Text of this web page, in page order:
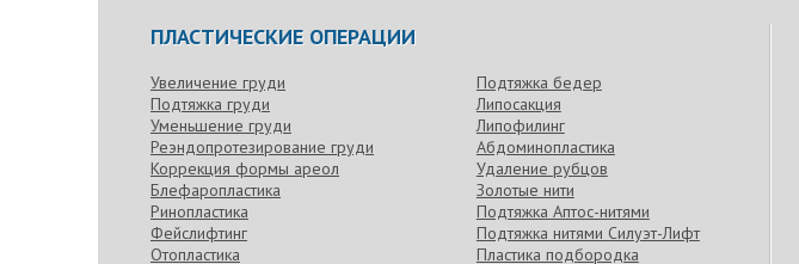
ПЛАСТИЧЕСКИЕ ОПЕРАЦИИ
Увеличение груди
Подтяжка груди
Уменьшение груди
Реэндопротезирование груди
Коррекция формы ареол
Блефаропластика
Ринопластика
Фейслифтинг
Отопластика
Подтяжка бедер
Липосакция
Липофилинг
Абдоминопластика
Удаление рубцов
Золотые нити
Подтяжка Аптос-нитями
Подтяжка нитями Силуэт-Лифт
Пластика подбородка